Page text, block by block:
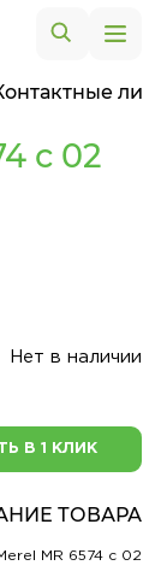
с 02
Нет в наличии
В 1 КЛИК
ТОВАРА
MR 6574 с 02